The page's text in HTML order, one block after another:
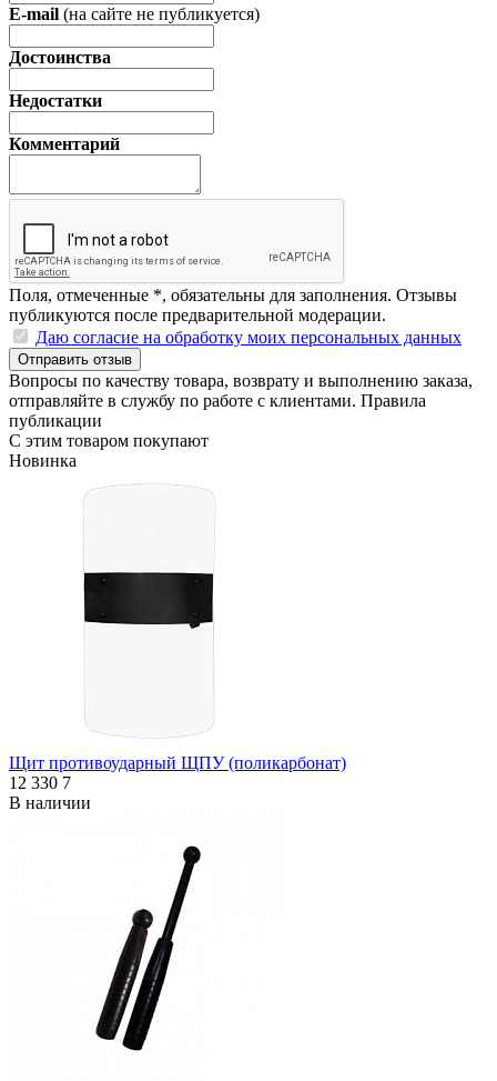
E-mail (на сайте не публикуется)
Достоинства
Недостатки
Комментарий
Поля, отмеченные *, обязательны для заполнения. Отзывы
публикуются после предварительной модерации.
Даю согласие на обработку моих персональных данных
Отправить отзыв
Вопросы по качеству товара, возврату и выполнению заказа,
отправляйте в службу по работе с клиентами. Правила
публикации
С этим товаром покупают
Новинка
Щит противоударный ЩПУ (поликарбонат)
12 330 7
В наличии